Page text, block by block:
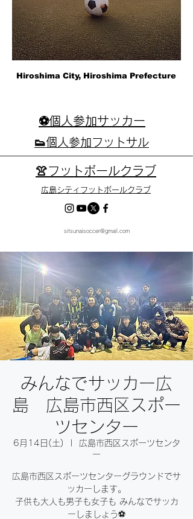
Hiroshima City, Hiroshima Prefecture
⚽個人参加サッカー
👟個人参加フットサル
👚フットボールクラブ
広島シティフットボールクラブ
sitsunaisoccer@gmail.com
みんなでサッカー広
島 広島市西区スポー
ツセンター
6月14日(土)
広島市西区スポーツセンタ
ー
広島市西区スポーツセンターグラウンドでサ
ッカーします。
子供も大人も男子も女子も みんなでサッカ
ーしましょう⚽️